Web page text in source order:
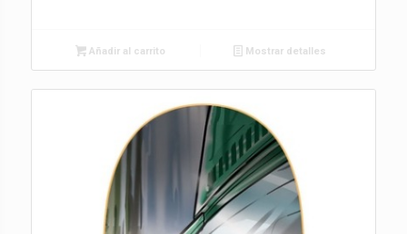
Añadir al carrito Mostrar detalles